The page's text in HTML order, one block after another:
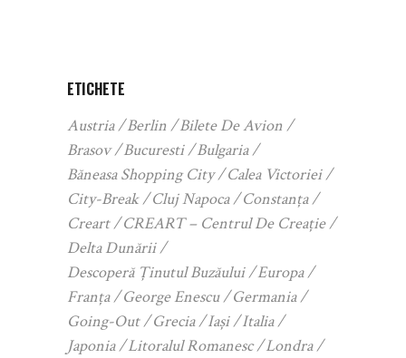
ETICHETE
Austria Berlin
Bilete De Avion
Brasov
Bucuresti
Bulgaria
Băneasa Shopping City
Calea Victoriei
City-Break
Cluj Napoca
Constanța
Creart
CREART – Centrul De Creație
Delta Dunării
Descoperă Ținutul Buzăului
Europa
Franța
George Enescu
Germania
Going-Out
Grecia Iași
Italia
Japonia
Litoralul Romanesc
Londra